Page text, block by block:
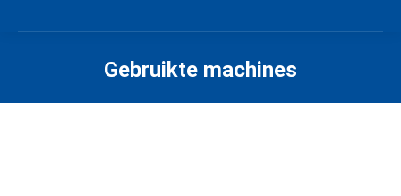
Gebruikte machines